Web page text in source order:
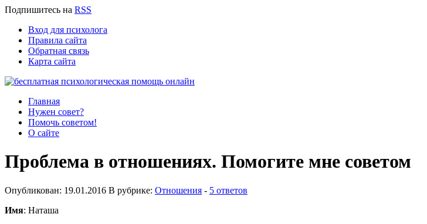
Подпишитесь на RSS
Вход для психолога
Правила сайта
Обратная связь
Карта сайта
Главная
Нужен совет?
Помочь советом!
О сайте
Проблема в отношениях. Помогите мне советом
Опубликован: 19.01.2016 В рубрике: Отношения - 5 ответов
Имя: Наташа